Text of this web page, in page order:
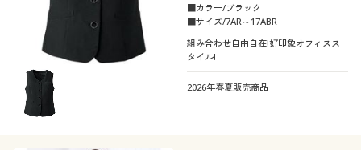
■カラー/ブラック
■サイズ/7AR～17ABR
組み合わせ自由自在!好印象オフィスス
タイル!
2026年春夏販売商品